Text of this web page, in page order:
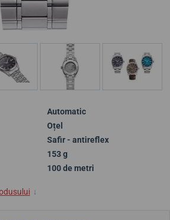
Automatic
Oțel
Safir - antireflex
153 g
100 de metri
↓